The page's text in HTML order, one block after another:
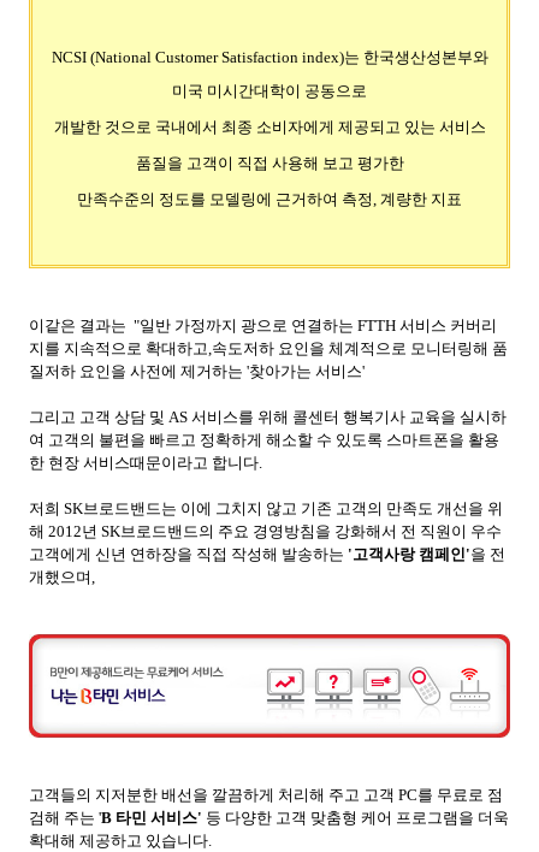
NCSI (National Customer Satisfaction index)는 한국생산성본부와
미국 미시간대학이 공동으로
개발한 것으로 국내에서 최종 소비자에게 제공되고 있는 서비스
품질을 고객이 직접 사용해 보고 평가한
만족수준의 정도를 모델링에 근거하여 측정, 계량한 지표
이같은 결과는 "일반 가정까지 광으로 연결하는 FTTH 서비스 커버리
지를 지속적으로 확대하고, 속도저하 요인을 체계적으로 모니터링해 품
질저하 요인을 사전에 제거하는 '찾아가는 서비스'
그리고 고객 상담 및 AS 서비스를 위해 콜센터 행복기사 교육을 실시하
여 고객의 불편을 빠르고 정확하게 해소할 수 있도록 스마트폰을 활용
한 현장 서비스때문이라고 합니다.
저희 SK브로드밴드는 이에 그치지 않고 기존 고객의 만족도 개선을 위
해 2012년 SK브로드밴드의 주요 경영방침을 강화해서 전 직원이 우수
고객에게 신년 연하장을 직접 작성해 발송하는 '고객사랑 캠페인'을 전
개했으며,
고객들의 지저분한 배선을 깔끔하게 처리해 주고 고객 PC를 무료로 점
검해 주는 'B 타민 서비스' 등 다양한 고객 맞춤형 케어 프로그램을 더욱
확대해 제공하고 있습니다.